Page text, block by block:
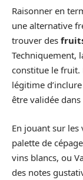
Raisonner en
une alternative
trouver des
Techniquement,
constitue le fruit.
légitime
être validée
En jouant sur les
palette de
vins blancs, ou
des notes